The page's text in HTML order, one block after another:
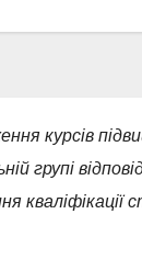
курсів
групі